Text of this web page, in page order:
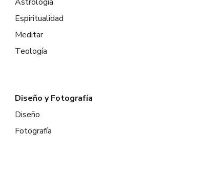
Espiritualidad
Meditar
Teología
Diseño y Fotografía
Diseño
Fotografía